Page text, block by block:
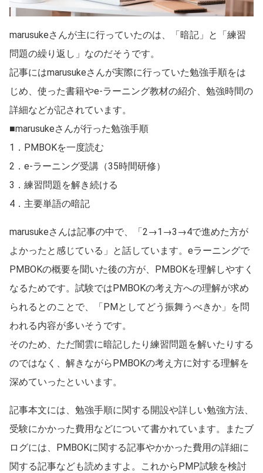
marusukeさんが主に行っていたのは、「暗記」と「練習
問題の繰り返し」なのだそうです。
記事にはmarusukeさんが実際に行っていた勉強手順をは
じめ、使った書籍やe-ラーニング教材の紹介、勉強時間の
詳細などが記されています。
■marusukeさんが行った勉強手順
1．PMBOKを一度読む
2．e-ラーニング受講（35時間研修）
3．練習問題を解き続ける
4．主要単語の暗記
marusukeさんは記事の中で、「2→1→3→4で進めた方が
よかったと感じている」と話しています。eラーニングで
PMBOKの概要を聞いた後の方が、PMBOKを理解しやすく
なるためです。試験ではPMBOKの考え方への理解が求め
られるとのことで、「PMとしてどう振舞うべきか」を問
われる内容が多いそうです。
そのため、ただ闇雲に暗記したり練習問題を解いたりする
のではなく、解きながらPMBOKの考え方に対する理解を
深めていったといいます。
記事本文には、勉強手順に関する開設や詳しい勉強方法、
受験にかかった費用などについて書かれています。またブ
ログには、PMBOKに関する記事やかかった費用の詳細に
関する記事なども読めますよ。これからPMP試験を検討